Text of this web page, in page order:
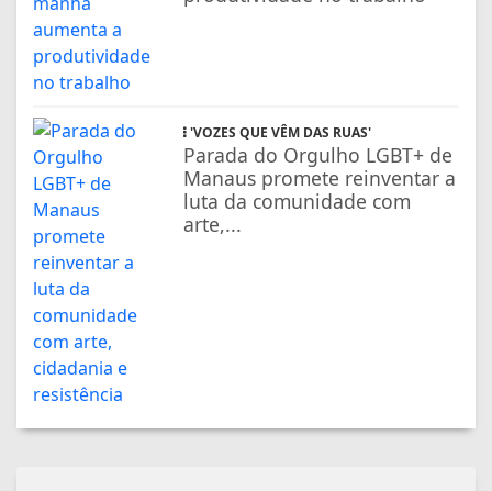
'VOZES QUE VÊM DAS RUAS'
Parada do Orgulho LGBT+ de
Manaus promete reinventar a
luta da comunidade com
arte,...